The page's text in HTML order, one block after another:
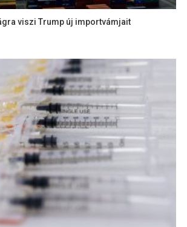
viszi Trump új importvámjait